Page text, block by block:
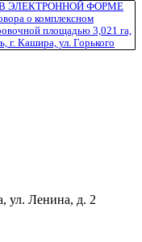
ЭЛЕКТРОННОЙ ФОРМЕ
о комплексном
площадью 3,021 га,
г. Кашира, ул. Горького
ул. Ленина, д. 2